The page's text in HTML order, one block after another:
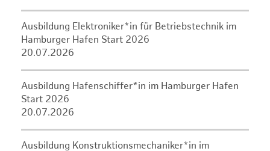
Ausbildung Elektroniker*in für Betriebstechnik im
Hamburger Hafen Start 2026
20.07.2026
Ausbildung Hafenschiffer*in im Hamburger Hafen
Start 2026
20.07.2026
Ausbildung Konstruktionsmechaniker*in im